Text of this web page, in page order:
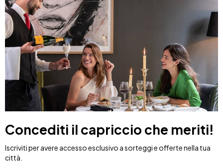
Concediti il capriccio che meriti!
Iscriviti per avere accesso esclusivo a sorteggi e offerte nella tua
città.